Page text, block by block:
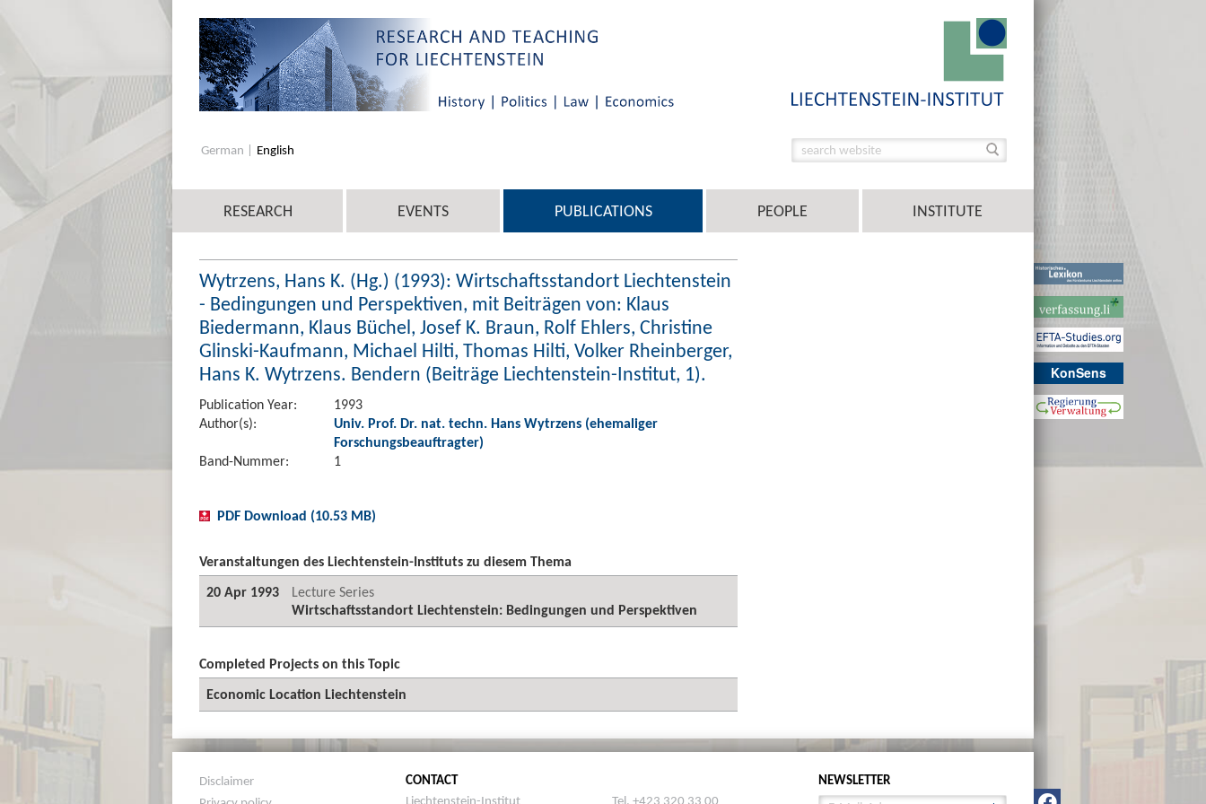
KonSens
German English
RESEARCH EVENTS PUBLICATIONS PEOPLE INSTITUTE
Wytrzens, Hans K. (Hg.) (1993): Wirtschaftsstandort Liechtenstein
- Bedingungen und Perspektiven, mit Beiträgen von: Klaus
Biedermann, Klaus Büchel, Josef K. Braun, Rolf Ehlers, Christine
Glinski-Kaufmann, Michael Hilti, Thomas Hilti, Volker Rheinberger,
Hans K. Wytrzens. Bendern (Beiträge Liechtenstein-Institut, 1).
Publication Year:
1993
Author(s):
Univ. Prof. Dr. nat. techn. Hans Wytrzens (ehemaliger
Forschungsbeauftragter)
Band-Nummer:
1
PDF Download (10.53 MB)
Veranstaltungen des Liechtenstein-Instituts zu diesem Thema
20 Apr 1993
Lecture Series
Wirtschaftsstandort Liechtenstein: Bedingungen und Perspektiven
Completed Projects on this Topic
Economic Location Liechtenstein
Disclaimer
CONTACT
Liechtenstein-Institut
Tel. +423 320 33 00
NEWSLETTER